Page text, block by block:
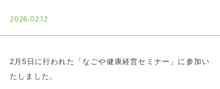
2026.02.12
2月5日に行われた「なごや健康経営セミナー」に参加い
たしました。